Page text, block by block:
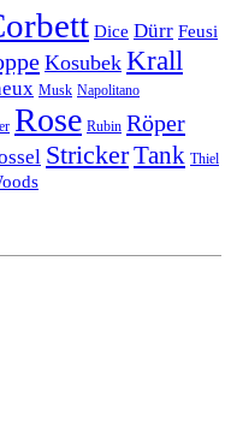
Dice Dürr Feusi
Kosubek Krall
Musk Napolitano
Rose Rubin Röper
StrickerTank Thiel